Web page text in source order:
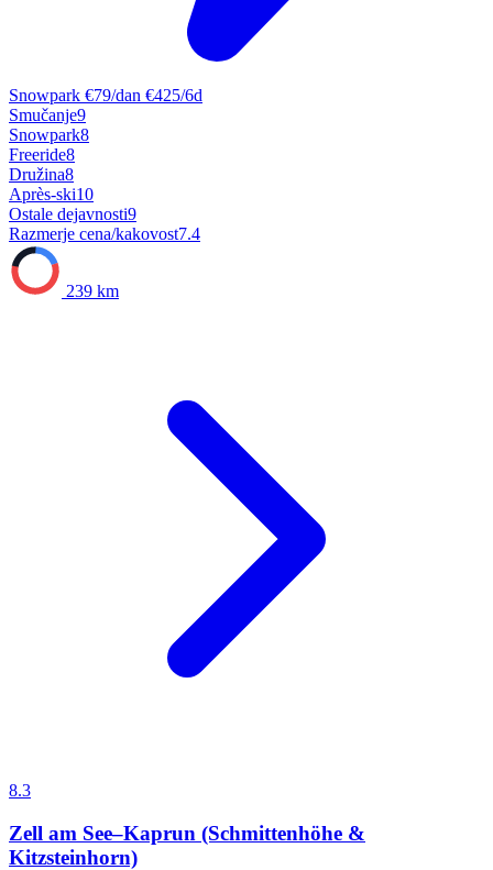
Snowpark €79/dan €425/6d
Smučanje9
Snowpark8
Freeride8
Družina8
Après-ski10
Ostale dejavnosti9
Razmerje cena/kakovost7.4
239 km
8.3
Zell am See–Kaprun (Schmittenhöhe &
Kitzsteinhorn)